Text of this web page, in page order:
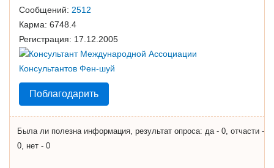
Сообщений: 2512
Карма: 6748.4
Регистрация: 17.12.2005
Поблагодарить
Была ли полезна информация, результат опроса: да - 0, отчасти -
0, нет - 0